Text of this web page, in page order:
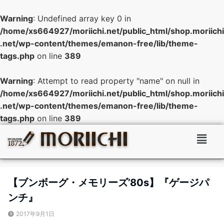
Warning: Undefined array key 0 in
/home/xs664927/moriichi.net/public_html/shop.moriichi
.net/wp-content/themes/emanon-free/lib/theme-
tags.php on line 389
Warning: Attempt to read property "name" on null in
/home/xs664927/moriichi.net/public_html/shop.moriichi
.net/wp-content/themes/emanon-free/lib/theme-
tags.php on line 389
【ブンボーグ・メモリーズ’80s】『ゲージパ
ンチ』
2017年9月1日